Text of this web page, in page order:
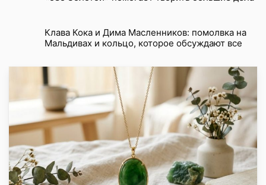
Клава Кока и Дима Масленников: помолвка на
Мальдивах и кольцо, которое обсуждают все